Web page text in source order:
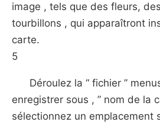
image , tels que des fleurs,
tourbillons , qui apparaîtront
carte.
5
Déroulez la “ fichier ”
enregistrer sous , ” nom de la
sélectionnez un emplacement